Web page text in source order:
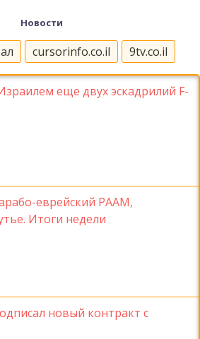
Новости
cursorinfo.co.il 9tv.co.il
еще двух эскадрилий F-
еврейский РААМ,
Итоги недели
новый контракт с